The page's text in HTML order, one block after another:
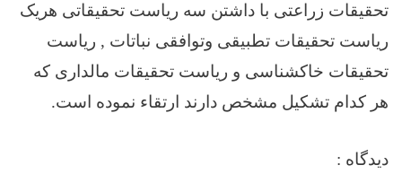
تحقیقات زراعتی با داشتن سه ریاست تحقیقاتی هریک
ریاست تحقیقات تطبیقی وتوافقی نباتات , ریاست
تحقیقات خاکشناسی و ریاست تحقیقات مالداری که
هر کدام تشکیل مشخص دارند ارتقاء نموده است.
دیدگاه :